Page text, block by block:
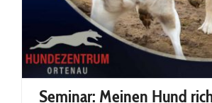
Seminar: Meinen Hund